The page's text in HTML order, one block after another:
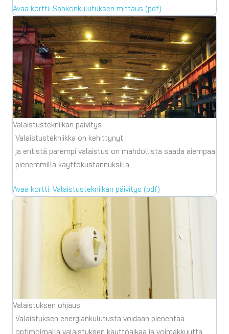
Avaa kortti: Sähkönkulutuksen mittaus (pdf)
Valaistustekniikan päivitys
Valaistustekniikka on kehittynyt
ja entistä parempi valaistus on mahdollista saada aiempaa
pienemmillä käyttökustannuksilla.
Avaa kortti: Valaistustekniikan päivitys (pdf)
Valaistuksen ohjaus
Valaistuksen energiankulutusta voidaan pienentää
optimoimalla valaistuksen käyttöaikaa ja voimakkuutta